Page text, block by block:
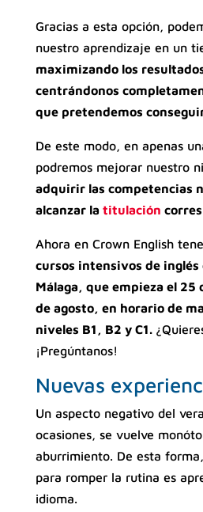
Gracias a esta opción,
nuestro aprendizaje en un
maximizando los
centrándonos
que pretendemos
De este modo, en apenas
podremos mejorar nuestro
adquirir las competencias
alcanzar la titulación
Ahora en Crown English
cursos intensivos de inglés
Málaga, que empieza el 25
de agosto, en horario de
niveles B1, B2 y C1.
¡Pregúntanos!
Nuevas
Un aspecto negativo del
ocasiones, se vuelve
aburrimiento. De esta
para romper la rutina es
idioma.